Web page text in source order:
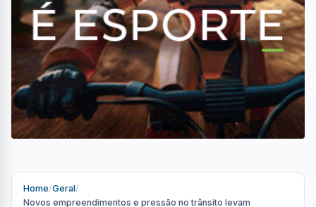
Home/Geral/
Novos empreendimentos e pressão no trânsito levam